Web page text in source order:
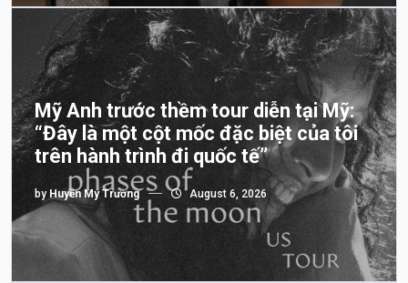
Mỹ Anh trước thềm tour diễn tại Mỹ:
“Đây là một cột mốc đặc biệt của tôi
trên hành trình đi quốc tế”
by Huyền My Trương August 6, 2026